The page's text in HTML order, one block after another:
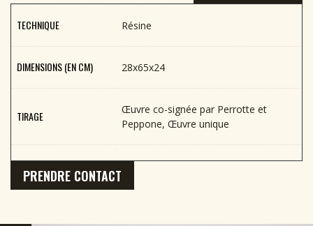
TECHNIQUE Résine
DIMENSIONS (EN CM) 28x65x24
TIRAGE
Œuvre co-signée par Perrotte et
Peppone, Œuvre unique
PRENDRE CONTACT